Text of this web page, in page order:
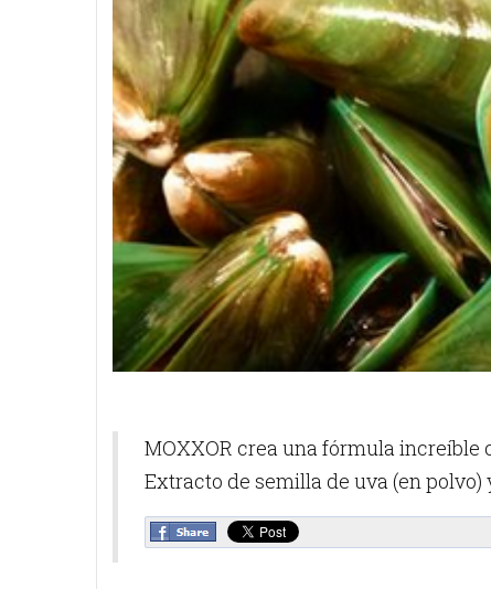
MOXXOR crea una fórmula increíble
Extracto de semilla de uva (en